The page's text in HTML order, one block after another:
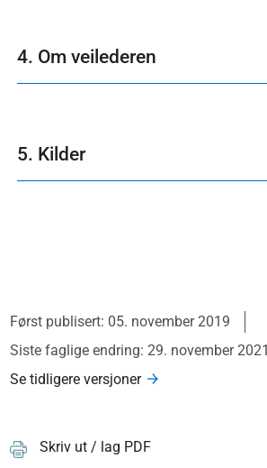
4. Om veilederen
5. Kilder
Først publisert: 05. november 2019
Siste faglige endring: 29. november 2021
Se tidligere versjoner
Skriv ut / lag PDF